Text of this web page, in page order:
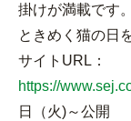
掛けが満載です
ときめく猫の日
サイトURL：
https://
日（火)～公開